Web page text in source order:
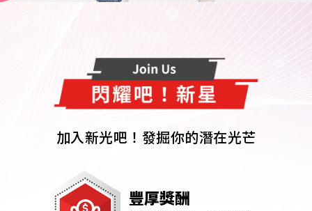
加入新光吧！發掘你的潛在光芒
豐厚獎酬